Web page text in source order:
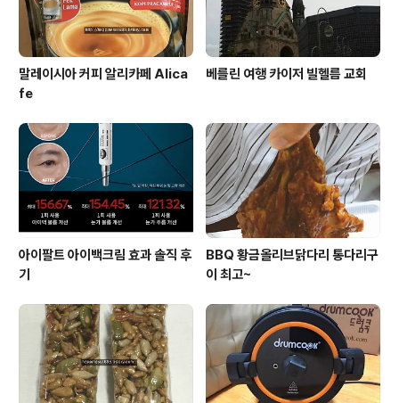
말레이시아 커피 알리카페 Alica
fe
베를린 여행 카이저 빌헬름 교회
아이팔트 아이백크림 효과 솔직 후
기
BBQ 황금올리브닭다리 통다리구
이 최고~